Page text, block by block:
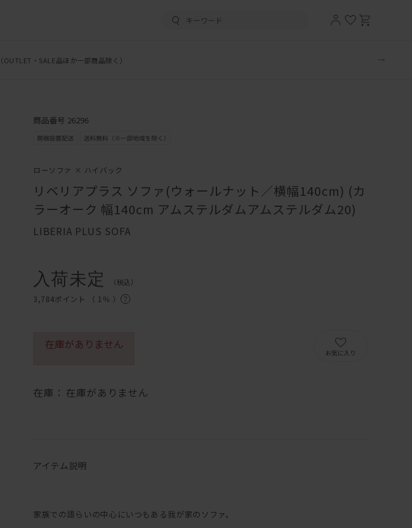
（OUTLET・SALE品ほか一部商品除く）
商品番号 26296
ローソファ × ハイバック
リベリアプラス ソファ(ウォールナット／横幅140cm) (カ
ラーオーク 幅140cm アムステルダムアムステルダム20)
LIBERIA PLUS SOFA
入荷未定 （税込）
3,784ポイント （ 1％ ）
在庫： 在庫がありません
在庫がありません
お気に入り
アイテム説明
家族での語らいの中心にいつもある我が家のソファ。